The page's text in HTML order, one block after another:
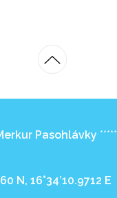
Pasohlávky *****
N, 16°34’10.9712 E